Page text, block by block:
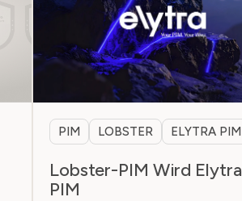
PIM LOBSTER ELYTRA PIM
Lobster-PIM Wird Elytra
PIM